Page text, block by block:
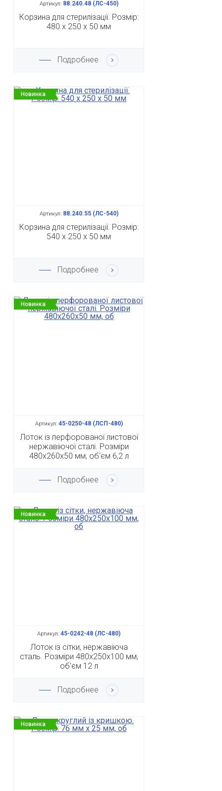
Артикул:88.240.48 (ЛС-450)
Корзина для стерилізації. Розмір:
480 х 250 х 50 мм
Подробнее
Новинка
Артикул:88.240.55 (ЛС-540)
Корзина для стерилізації. Розмір:
540 х 250 х 50 мм
Подробнее
Новинка
Артикул:45-0250-48 (ЛСП-480)
Лоток із перфорованої листової
нержавіючої сталі. Розміри
480x260x50 мм, об'єм 6,2 л
Подробнее
Новинка
Артикул: 45-0242-48 (ЛС-480)
Лоток із сітки, нержавіюча
сталь. Розміри 480x250x100 мм,
об'єм 12 л
Подробнее
Новинка